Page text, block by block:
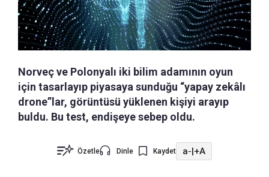
Norveç ve Polonyalı iki bilim adamının oyun
için tasarlayıp piyasaya sunduğu “yapay zekâlı
drone”lar, görüntüsü yüklenen kişiyi arayıp
buldu. Bu test, endişeye sebep oldu.
Özetle Dinle Kaydet a-|+A